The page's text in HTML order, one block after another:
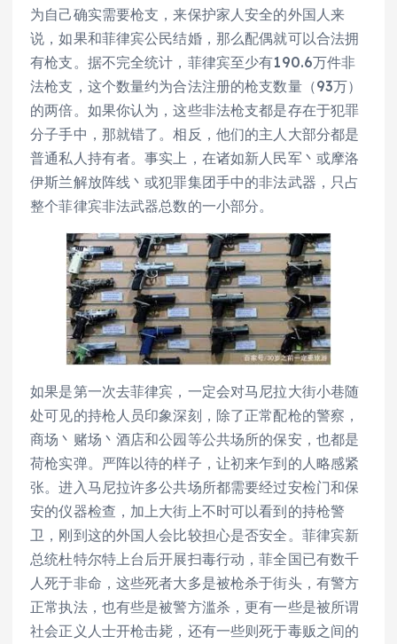
为自己确实需要枪支，来保护家人安全的外国人来
说，如果和菲律宾公民结婚，那么配偶就可以合法拥
有枪支。据不完全统计，菲律宾至少有190.6万件非
法枪支，这个数量约为合法注册的枪支数量（93万）
的两倍。如果你认为，这些非法枪支都是存在于犯罪
分子手中，那就错了。相反，他们的主人大部分都是
普通私人持有者。事实上，在诸如新人民军丶或摩洛
伊斯兰解放阵线丶或犯罪集团手中的非法武器，只占
整个菲律宾非法武器总数的一小部分。
如果是第一次去菲律宾，一定会对马尼拉大街小巷随
处可见的持枪人员印象深刻，除了正常配枪的警察，
商场丶赌场丶酒店和公园等公共场所的保安，也都是
荷枪实弹。严阵以待的样子，让初来乍到的人略感紧
张。进入马尼拉许多公共场所都需要经过安检门和保
安的仪器检查，加上大街上不时可以看到的持枪警
卫，刚到这的外国人会比较担心是否安全。菲律宾新
总统杜特尔特上台后开展扫毒行动，菲全国已有数千
人死于非命，这些死者大多是被枪杀于街头，有警方
正常执法，也有些是被警方滥杀，更有一些是被所谓
社会正义人士开枪击毙，还有一些则死于毒贩之间的